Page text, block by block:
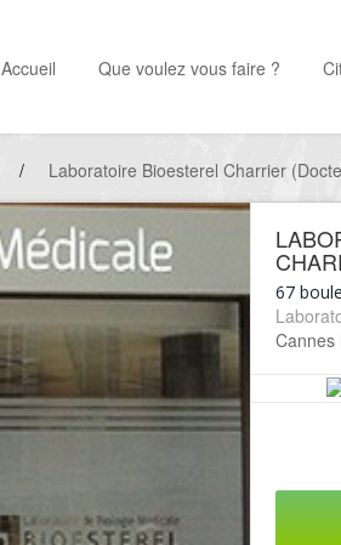
Accueil Que voulez vous faire ?
/ Laboratoire Bioesterel Charrier
67
Cannes